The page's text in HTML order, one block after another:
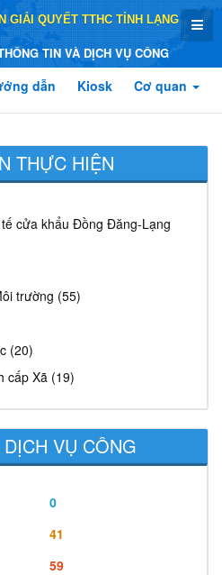
GIẢI QUYẾT TTHC TỈNH LẠNG
TIN VÀ DỊCH VỤ CÔNG
dẫn Kiosk Cơ quan
THỰC HIỆN
cửa khẩu Đồng Đăng-Lạng
trường (55)
(20)
cấp Xã (19)
VỤ CÔNG
0
41
59